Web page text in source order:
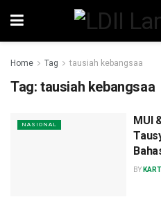
Home Tag tausiah kebangsaa
Tag: tausiah kebangsaa
NASIONAL
MUI
BY